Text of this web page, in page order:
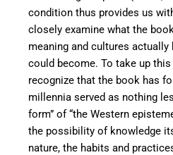
condition thus provides us
closely examine what the
meaning and cultures actually
could become. To take up
recognize that the book has
millennia served as nothing
form” of “the Western
the possibility of knowledge
nature, the habits and